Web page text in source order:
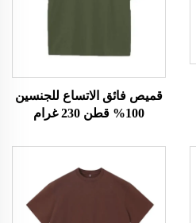
قميص فائق الاتساع للجنسين
100% قطن 230 غرام